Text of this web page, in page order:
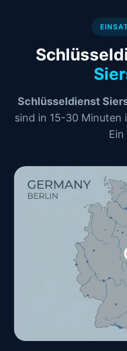
Schlüsseldienst
sind in 15-30 Minuten
Ein